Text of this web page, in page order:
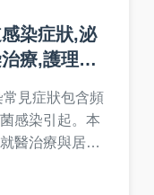
染症狀,泌
療,護理措
見症狀包含頻
感染引起。本
醫治療與居家
解不適並預防